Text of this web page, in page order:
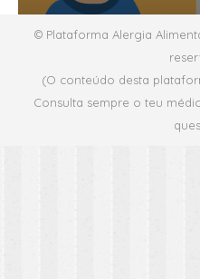
© Plataforma Alergia
(O conteúdo desta
Consulta sempre o teu